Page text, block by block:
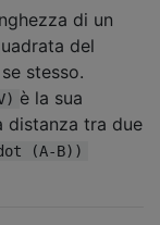
di un
del
stesso.
è la sua
distanza tra due
(A-B))